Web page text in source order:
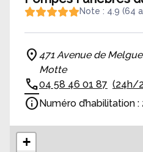
Note : 4.9 (64
471 Avenue de
Motte
04 58 46 01 87 (24h/
Numéro d’habilitation
+